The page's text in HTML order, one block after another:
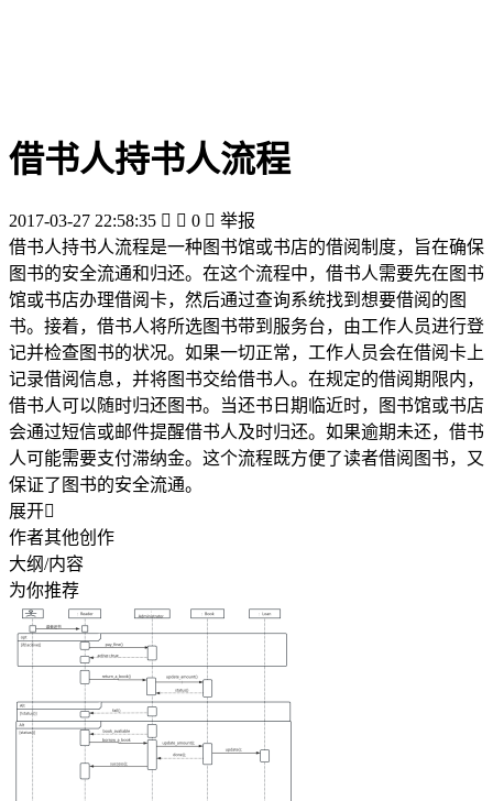
借书人持书人流程
2017-03-27 22:58:35   0  举报
借书人持书人流程是一种图书馆或书店的借阅制度，旨在确保
图书的安全流通和归还。在这个流程中，借书人需要先在图书
馆或书店办理借阅卡，然后通过查询系统找到想要借阅的图
书。接着，借书人将所选图书带到服务台，由工作人员进行登
记并检查图书的状况。如果一切正常，工作人员会在借阅卡上
记录借阅信息，并将图书交给借书人。在规定的借阅期限内，
借书人可以随时归还图书。当还书日期临近时，图书馆或书店
会通过短信或邮件提醒借书人及时归还。如果逾期未还，借书
人可能需要支付滞纳金。这个流程既方便了读者借阅图书，又
保证了图书的安全流通。
展开
作者其他创作
大纲/内容
为你推荐